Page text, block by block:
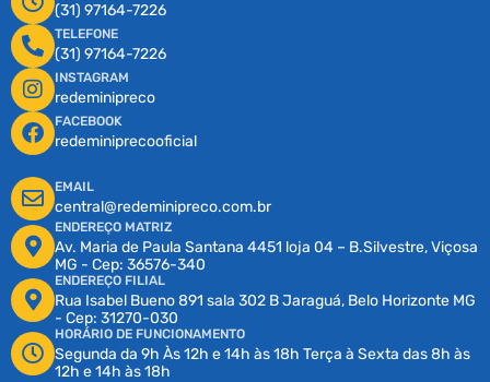
(31) 97164-7226
TELEFONE
(31) 97164-7226
INSTAGRAM
redeminipreco
FACEBOOK
redeminiprecooficial
EMAIL
central@redeminipreco.com.br
ENDEREÇO MATRIZ
Av. Maria de Paula Santana 4451 loja 04 – B.Silvestre, Viçosa
MG - Cep: 36576-340
ENDEREÇO FILIAL
Rua Isabel Bueno 891 sala 302 B Jaraguá, Belo Horizonte MG
- Cep: 31270-030
HORÁRIO DE FUNCIONAMENTO
Segunda da 9h Às 12h e 14h às 18h Terça à Sexta das 8h às
12h e 14h às 18h